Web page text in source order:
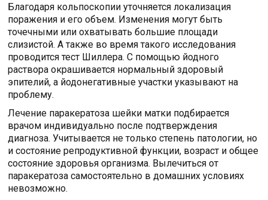
Благодаря кольпоскопии уточняется локализация
поражения и его объем. Изменения могут быть
точечными или охватывать большие площади
слизистой. А также во время такого исследования
проводится тест Шиллера. С помощью йодного
раствора окрашивается нормальный здоровый
эпителий, а йодонегативные участки указывают на
проблему.
Лечение паракератоза шейки матки подбирается
врачом индивидуально после подтверждения
диагноза. Учитывается не только степень патологии, но
и состояние репродуктивной функции, возраст и общее
состояние здоровья организма. Вылечиться от
паракератоза самостоятельно в домашних условиях
невозможно.